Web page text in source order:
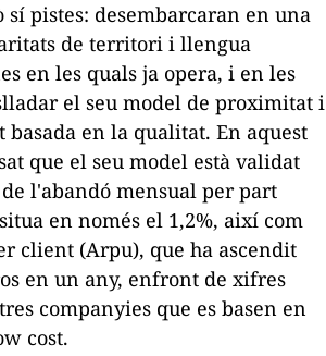
sí pistes: desembarcaran en una
de territori i llengua
en les quals ja opera, i en les
el seu model de proximitat i
en la qualitat. En aquest
que el seu model està validat
l'abandó mensual per part
en només el 1,2%, així com
client (Arpu), que ha ascendit
en un any, enfront de xifres
companyies que es basen en
cost.